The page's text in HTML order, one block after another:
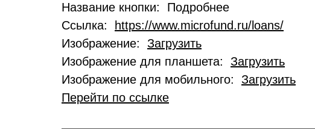
Название кнопки: Подробнее
Ссылка:
https://www.microfund.ru/loans/
Изображение: Загрузить
Изображение для планшета: Загрузить
Изображение для мобильного: Загрузить
Перейти по ссылке